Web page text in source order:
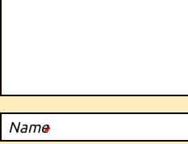
Name
*